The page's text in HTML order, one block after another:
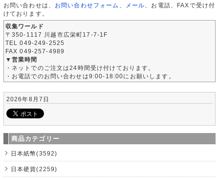
お問い合わせは、 お問い合わせフォーム メール 、お電話、FAXで受け付
けております。
収集ワールド
〒350-1117 川越市広栄町17-7-1F
TEL 049-249-2525
FAX 049-257-4989
▼営業時間
・ネットでのご注文は24時間受け付けております。
・お電話でのお問い合わせは9:00-18:00にお願いします。
2026年8月7日
商品カテゴリー
日本紙幣(3592)
日本硬貨(2259)